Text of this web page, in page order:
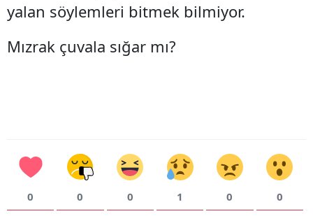
yalan söylemleri bitmek bilmiyor.
Mızrak çuvala sığar mı?
0 0 0 1 0 0